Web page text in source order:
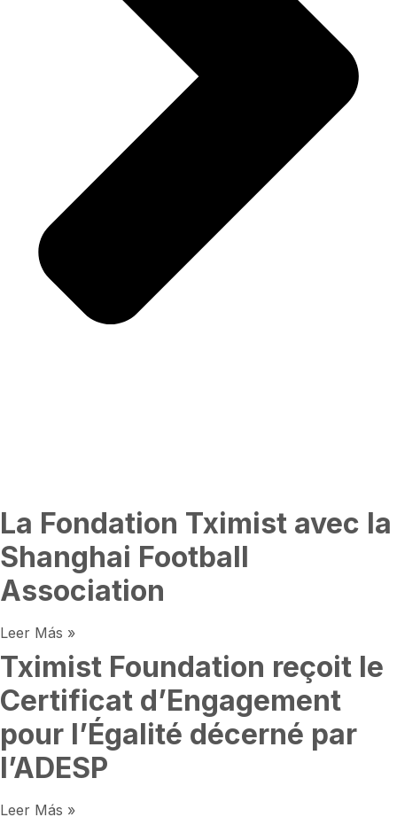
La Fondation Tximist avec la
Shanghai Football
Association
Leer Más »
Tximist Foundation reçoit le
Certificat d’Engagement
pour l’Égalité décerné par
l’ADESP
Leer Más »